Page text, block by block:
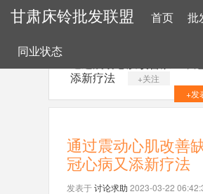
甘肃床铃批发联盟 首页 批
同业状态
添新疗法
+关注
+发
通过震动心肌改善
冠心病又添新疗法
发表于讨论求助 2023-03-22